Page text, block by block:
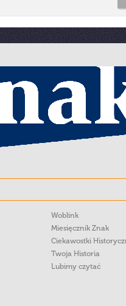
Woblink
Miesięcznik Znak
Ciekawostki
Twoja Historia
Lubimy czytać